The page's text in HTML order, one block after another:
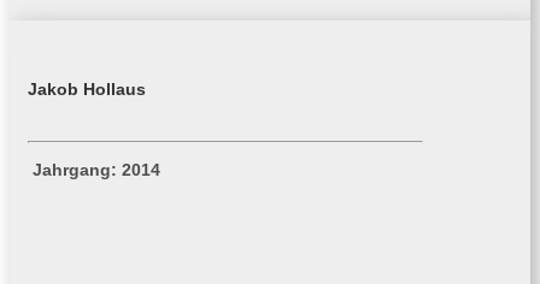
Jakob Hollaus
Jahrgang: 2014